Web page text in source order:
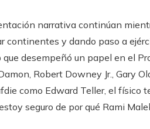
narrativa continúan
continentes y dando paso a
desempeñó un papel en el
Robert Downey Jr., Gary
como Edward Teller, el físico
seguro de por qué Rami